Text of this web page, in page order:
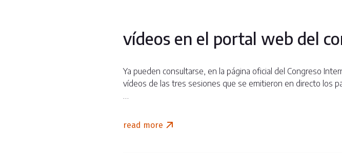
vídeos en el portal web del
Ya pueden consultarse, en la página oficial del Congreso
vídeos de las tres sesiones que se emitieron en directo los
…
read more